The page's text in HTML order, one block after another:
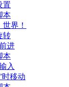
置
本
界！
转
进
本
入
时移动